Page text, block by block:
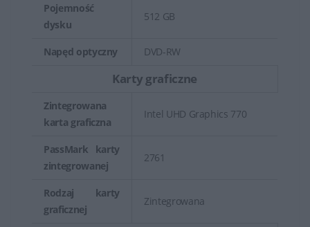
Pojemność
dysku
512 GB
Napęd optyczny DVD-RW
Karty graficzne
Zintegrowana
karta graficzna
Intel UHD Graphics 770
PassMark karty
zintegrowanej
2761
Rodzaj karty
graficznej
Zintegrowana